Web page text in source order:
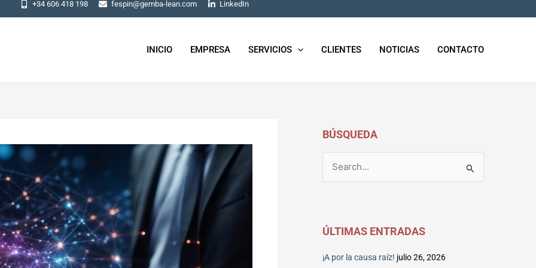
+34 606 418 198 fespin@gemba-lean.com LinkedIn
INICIO EMPRESA SERVICIOS CLIENTES NOTICIAS CONTACTO
BÚSQUEDA
a
r
ÚLTIMAS ENTRADAS
¡A por la causa raíz! julio 26, 2026